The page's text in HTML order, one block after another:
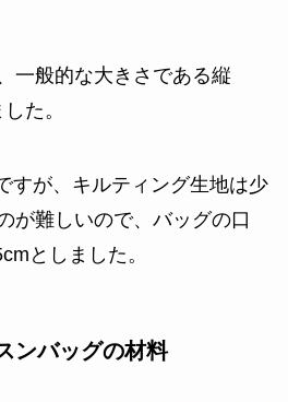
一般的な大きさである縦
た。
すが、キルティング生地は少
が難しいので、バッグの口
としました。
ンバッグの材料